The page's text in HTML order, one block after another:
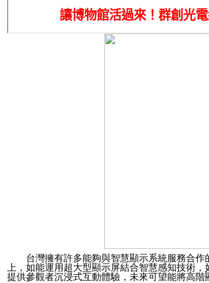
台灣擁有許多能夠與智慧顯示系統服務合
上，如能運用超大型顯示屏結合智慧感知技術
提供參觀者沉浸式互動體驗，未來可望能將高階